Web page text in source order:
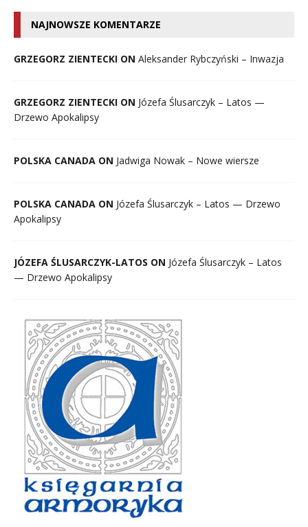
NAJNOWSZE KOMENTARZE
GRZEGORZ ZIENTECKI ON Aleksander Rybczyński – Inwazja
GRZEGORZ ZIENTECKI ON Józefa Ślusarczyk – Latos —
Drzewo Apokalipsy
POLSKA CANADA ON Jadwiga Nowak – Nowe wiersze
POLSKA CANADA ON Józefa Ślusarczyk – Latos — Drzewo
Apokalipsy
JÓZEFA ŚLUSARCZYK-LATOS ON Józefa Ślusarczyk – Latos
— Drzewo Apokalipsy